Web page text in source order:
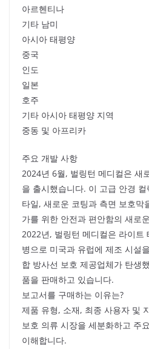
아르헨티나
기타 남미
아시아 태평양
중국
인도
일본
호주
기타 아시아 태평양 지역
중동 및 아프리카
주요 개발 사항
2024년 6월, 벌링턴 메디컬은 새
을 출시했습니다. 이 고급 안경
타일, 새로운 코팅과 측면 보호막
가를 위한 안전과 편안함의 새로
2022년, 벌링턴 메디컬은 라이트
병으로 미국과 유럽에 제조 시설
합 방사선 보호 제공업체가 탄생
품을 판매하고 있습니다.
보고서를 구매하는 이유는?
제품 유형, 소재, 최종 사용자 및
보호 의류 시장을 세분화하고 주
이해합니다.